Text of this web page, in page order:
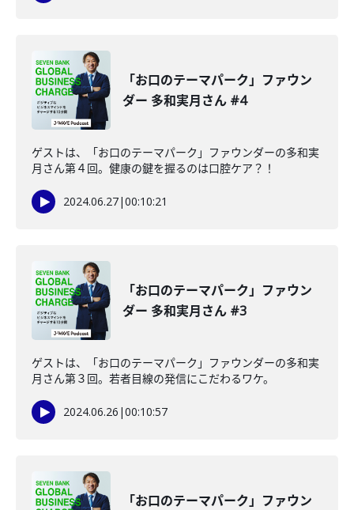
「お口のテーマパーク」ファウン
ダー 多和実月さん #4
ゲストは、「お口のテーマパーク」ファウンダーの多和実
月さん第４回。健康の鍵を握るのは口腔ケア？！
2024.06.27|00:10:21
「お口のテーマパーク」ファウン
ダー 多和実月さん #3
ゲストは、「お口のテーマパーク」ファウンダーの多和実
月さん第３回。若者目線の発信にこだわるワケ。
2024.06.26 |00:10:57
「お口のテーマパーク」ファウン